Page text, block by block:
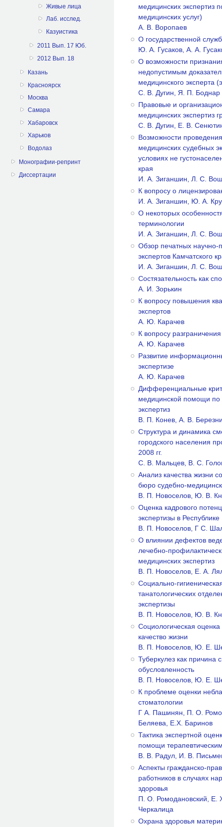
Живые лица
Лаб. исслед.
Казуистика
2011 Вып. 17 Юб.
2012 Вып. 18
Казань
Красноярск
Москва
Самара
Хабаровск
Харьков
Водолаз
Монографии-репринт
Диссертации
медицинских экспертиз
медицинских услуг)
А. В. Воропаев
О государственной
Ю. А. Гусаков, А. А.
О возможности
недопустимым
медицинского эксперта
С. В. Дугин, Я. П. Боднар
Правовые и
медицинских экспертиз
С. В. Дугин, Е. В.
Возможности
медицинских судебных
условиях не
края
И. А. Зиганшин, Л. С.
К вопросу о
И. А. Зиганшин, Ю. А.
О некоторых
терминологии
И. А. Зиганшин, Л. С.
Обзор печатных научно-
экспертов Камчатского
И. А. Зиганшин, Л. С.
Состязательность как
А. И. Зорькин
К вопросу повышения
экспертов
А. Ю. Карачев
К вопросу
А. Ю. Карачев
Развитие
экспертизе
A. Ю. Карачев
Дифференциальные
медицинской помощи по
экспертиз
B. П. Конев, А. В.
Структура и динамика
городского населения
2008 гг.
C. В. Мальцев, В. С.
Анализ качества жизни
бюро судебно-
В. П. Новоселов, Ю. В.
Оценка кадрового
экспертизы в Республике
В. П. Новоселов, Г С.
О влиянии дефектов
лечебно-
медицинских экспертиз
В. П. Новоселов, Е. А.
Социально-
танатологических
экспертизы
В. П. Новоселов, Ю. В.
Социологическая
качество жизни
В. П. Новоселов, Ю. Е.
Туберкулез как причина
обусловленность
В. П. Новоселов, Ю. Е.
К проблеме оценки
стоматологии
Г А. Пашинян, П. О.
Беляева, Е.Х. Баринов
Тактика экспертной
помощи
В. В. Радул, И. В.
Аспекты гражданско-
работников в случаях
здоровья
П. О. Ромодановский, Е.
Черкалица
Охрана здоровья